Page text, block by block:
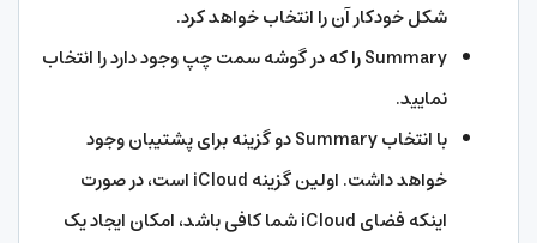
شکل خودکار آن را انتخاب خواهد کرد.
Summary را که در گوشه سمت چپ وجود دارد را انتخاب
نمایید.
با انتخاب Summary دو گزینه برای پشتیبان وجود
خواهد داشت. اولین گزینه iCloud است، در صورت
اینکه فضای iCloud شما کافی باشد، امکان ایجاد یک